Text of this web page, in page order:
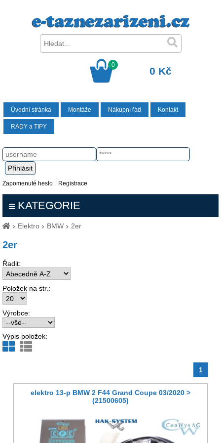
0
0 Kč
Úvodní stránka Montáže Nákupní řád Kontakt
RADY a TIPY
Zapomenuté heslo Registrace
KATEGORIE
Elektro BMW 2er
2er
Řadit:
Položek na str.:
Výrobce:
Výpis položek:
1
elektro 13-p BMW 2 F44 Grand Coupe 03/2020 >
(21500605)